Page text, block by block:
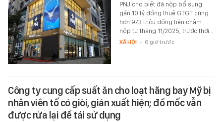
PNJ cho biết đã nộp bổ sung
gần 10 tỷ đồng thuế GTGT cùng
hơn 973 triệu đồng tiền chậm
nộp từ tháng 11/2025, trước thời…
XÃ HỘI - 6 giờ trước
Công ty cung cấp suất ăn cho loạt hãng bay Mỹ bị
nhân viên tố có giòi, gián xuất hiện; đồ mốc vẫn
được rửa lại để tái sử dụng